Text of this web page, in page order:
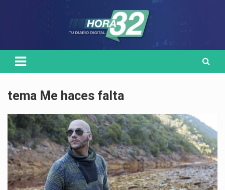
tema Me haces falta